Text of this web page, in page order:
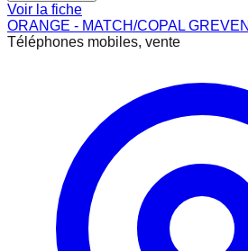
Voir la fiche
ORANGE - MATCH/COPAL
Téléphones mobiles, vente